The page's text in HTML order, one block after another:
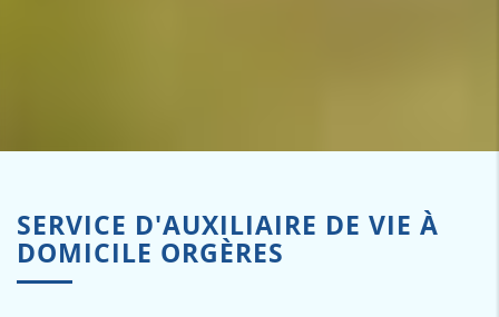
SERVICE D'AUXILIAIRE DE VIE À
DOMICILE ORGÈRES